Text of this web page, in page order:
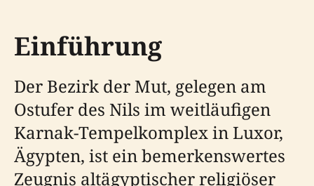
Einführung
Der Bezirk der Mut, gelegen am
Ostufer des Nils im weitläufigen
Karnak-Tempelkomplex in Luxor,
Ägypten, ist ein bemerkenswertes
Zeugnis altägyptischer religiöser